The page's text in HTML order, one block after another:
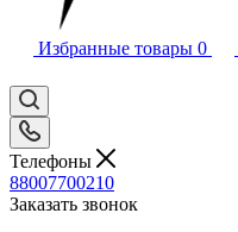
Избранные товары 0
Телефоны
88007700210
Заказать звонок